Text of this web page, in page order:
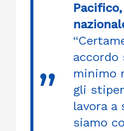
accordo
minimo
gli
lavora a
siamo